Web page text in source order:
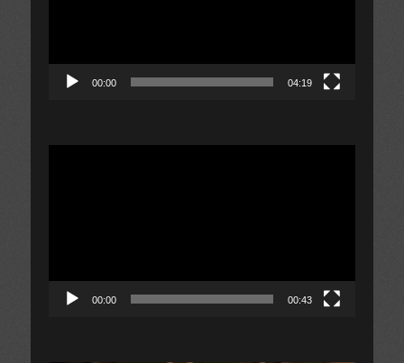
00:00 04:19
00:00 00:43